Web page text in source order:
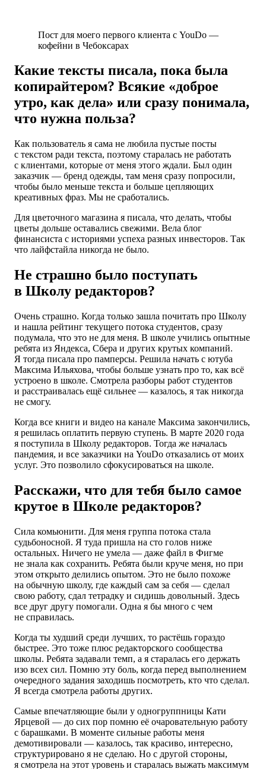
Пост для моего первого клиента с YouDo —
кофейни в Чебоксарах
Какие тексты писала, пока была
копирайтером? Всякие «доброе
утро, как дела» или сразу понимала,
что нужна польза?
Как пользователь я сама не любила пустые посты
с текстом ради текста, поэтому старалась не работать
с клиентами, которые от меня этого ждали. Был один
заказчик — бренд одежды, там меня сразу попросили,
чтобы было меньше текста и больше цепляющих
креативных фраз. Мы не сработались.
Для цветочного магазина я писала, что делать, чтобы
цветы дольше оставались свежими. Вела блог
финансиста с историями успеха разных инвесторов. Так
что лайфстайла никогда не было.
Не страшно было поступать
в Школу редакторов?
Очень страшно. Когда только зашла почитать про Школу
и нашла рейтинг текущего потока студентов, сразу
подумала, что это не для меня. В школе учились опытные
ребята из Яндекса, Сбера и других крутых компаний.
Я тогда писала про памперсы. Решила начать с ютуба
Максима Ильяхова, чтобы больше узнать про то, как всё
устроено в школе. Смотрела разборы работ студентов
и расстраивалась ещё сильнее — казалось, я так никогда
не смогу.
Когда все книги и видео на канале Максима закончились,
я решилась оплатить первую ступень. В марте 2020 года
я поступила в Школу редакторов. Тогда же началась
пандемия, и все заказчики на YouDo отказались от моих
услуг. Это позволило сфокусироваться на школе.
Расскажи, что для тебя было самое
крутое в Школе редакторов?
Сила комьюнити. Для меня группа потока стала
судьбоносной. Я туда пришла на сто голов ниже
остальных. Ничего не умела — даже файл в Фигме
не знала как сохранить. Ребята были круче меня, но при
этом открыто делились опытом. Это не было похоже
на обычную школу, где каждый сам за себя — сделал
свою работу, сдал тетрадку и сидишь довольный. Здесь
все друг другу помогали. Одна я бы много с чем
не справилась.
Когда ты худший среди лучших, то растёшь гораздо
быстрее. Это тоже плюс редакторского сообщества
школы. Ребята задавали темп, а я старалась его держать
изо всех сил. Помню эту боль, когда перед выполнением
очередного задания заходишь посмотреть, кто что сделал.
Я всегда смотрела работы других.
Самые впечатляющие были у одногруппницы Кати
Ярцевой — до сих пор помню её очаровательную работу
с барашками. В моменте сильные работы меня
демотивировали — казалось, так красиво, интересно,
структурировано я не сделаю. Но с другой стороны,
я смотрела на этот уровень и старалась выжать максимум